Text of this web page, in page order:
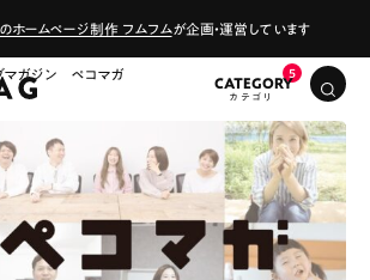
ホームページ制作 フムフムが企画・運営しています
マガジン ペコマガ
CATEGORY